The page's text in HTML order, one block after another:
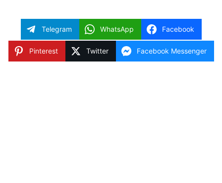
Telegram WhatsApp Facebook
Pinterest Twitter Facebook Messenger